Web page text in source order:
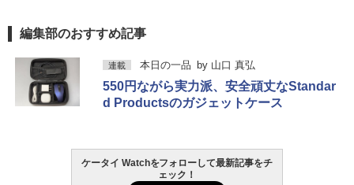
編集部のおすすめ記事
連載 本日の一品 by 山口 真弘
550円ながら実力派、安全頑丈なStandar
d Productsのガジェットケース
ケータイ Watchをフォローして最新記事をチ
ェック！